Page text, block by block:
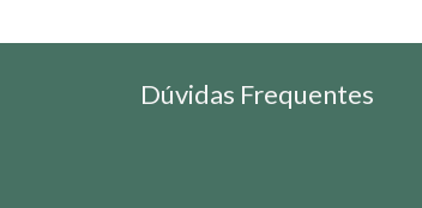
Dúvidas Frequentes